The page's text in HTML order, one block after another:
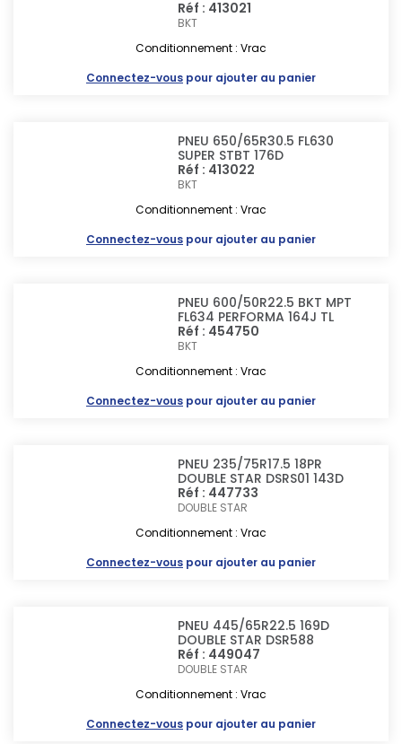
Réf : 413021
BKT
Conditionnement : Vrac
Connectez-vous pour ajouter au panier
PNEU 650/65R30.5 FL630
SUPER STBT 176D
Réf : 413022
BKT
Conditionnement : Vrac
Connectez-vous pour ajouter au panier
PNEU 600/50R22.5 BKT MPT
FL634 PERFORMA 164J TL
Réf : 454750
BKT
Conditionnement : Vrac
Connectez-vous pour ajouter au panier
PNEU 235/75R17.5 18PR
DOUBLE STAR DSRS01 143D
Réf : 447733
DOUBLE STAR
Conditionnement : Vrac
Connectez-vous pour ajouter au panier
PNEU 445/65R22.5 169D
DOUBLE STAR DSR588
Réf : 449047
DOUBLE STAR
Conditionnement : Vrac
Connectez-vous pour ajouter au panier